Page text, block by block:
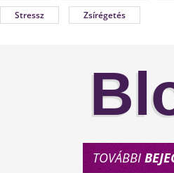
Stressz Zsírégetés
TOVÁBBI